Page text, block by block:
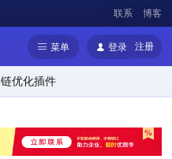
联系 博客
菜单 登录 注册
优化插件